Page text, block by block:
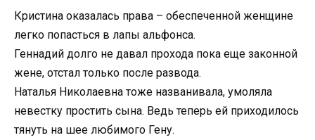
Кристина оказалась права – обеспеченной женщине
легко попасться в лапы альфонса.
Геннадий долго не давал прохода пока еще законной
жене, отстал только после развода.
Наталья Николаевна тоже названивала, умоляла
невестку простить сына. Ведь теперь ей приходилось
тянуть на шее любимого Гену.